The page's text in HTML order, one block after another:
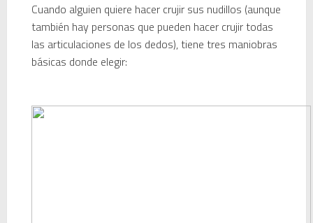
Cuando alguien quiere hacer crujir sus nudillos (aunque
también hay personas que pueden hacer crujir todas
las articulaciones de los dedos), tiene tres maniobras
básicas donde elegir: